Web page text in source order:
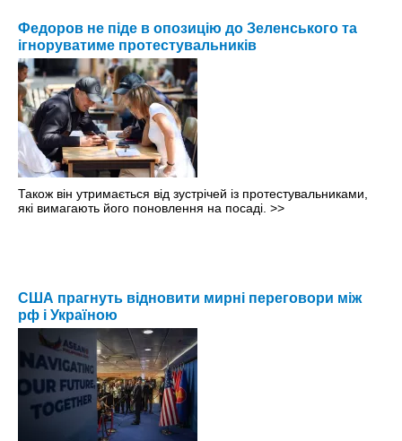
Федоров не піде в опозицію до Зеленського та
ігноруватиме протестувальників
Також він утримається від зустрічей із протестувальниками,
які вимагають його поновлення на посаді. >>
США прагнуть відновити мирні переговори між
рф і Україною